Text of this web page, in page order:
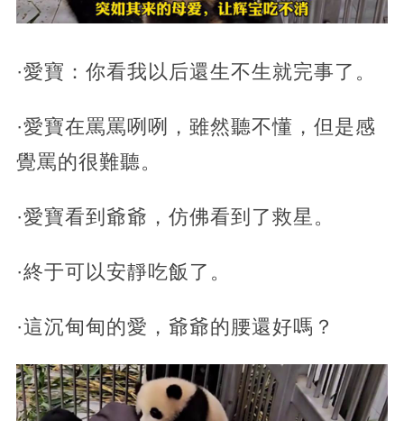
·愛寶：你看我以后還生不生就完事了。
·愛寶在罵罵咧咧，雖然聽不懂，但是感
覺罵的很難聽。
·愛寶看到爺爺，仿佛看到了救星。
·終于可以安靜吃飯了。
·這沉甸甸的愛，爺爺的腰還好嗎？